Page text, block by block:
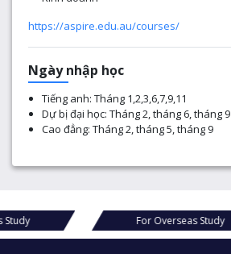
https://aspire.edu.au/courses/
Ngày nhập học
Tiếng anh: Tháng 1,2,3,6,7,9,11
Dự bị đại học: Tháng 2, tháng 6, tháng 9
Cao đẳng: Tháng 2, tháng 5, tháng 9
For Overseas Study